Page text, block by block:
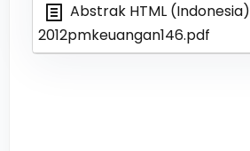
Abstrak HTML (Indonesia)
2012pmkeuangan146.pdf